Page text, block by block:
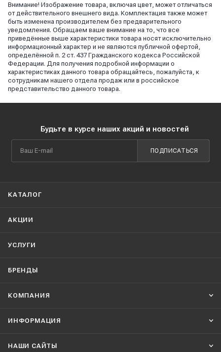
Внимание! Изображение товара, включая цвет, может отличаться
от действительного внешнего вида. Комплектация также может
быть изменена производителем без предварительного
уведомления. Обращаем ваше внимание на то, что все
приведённые выше характеристики товара носят исключительно
информационный характер и не являются публичной офертой,
определённой п. 2 ст. 437 Гражданского кодекса Российской
Федерации. Для получения подробной информации о
характеристиках данного товара обращайтесь, пожалуйста, к
сотрудникам нашего отдела продаж или в российское
представительство данного товара.
Будьте в курсе наших акций и новостей
ПОДПИСАТЬСЯ
КАТАЛОГ
АКЦИИ
УСЛУГИ
БРЕНДЫ
КОМПАНИЯ
ИНФОРМАЦИЯ
НАШИ CАЙТЫ